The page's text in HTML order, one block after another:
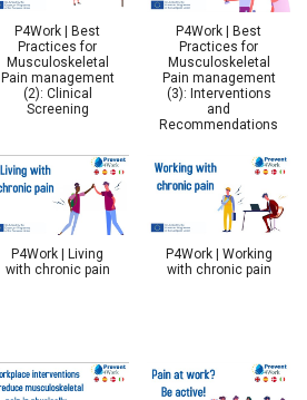
P4Work | Best
Practices for
Musculoskeletal
Pain management
(2): Clinical
Screening
P4Work | Best
Practices for
Musculoskeletal
Pain management
(3): Interventions
and
Recommendations
P4Work | Living
with chronic pain
P4Work | Working
with chronic pain